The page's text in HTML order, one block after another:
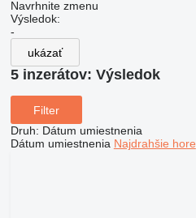
Navrhnite zmenu
Výsledok:
-
ukázať
5 inzerátov: Výsledok
Filter
Druh: Dátum umiestnenia
Dátum umiestnenia Najdrahšie hore